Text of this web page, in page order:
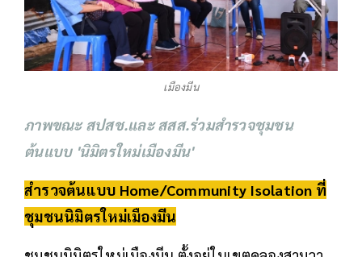
เมืองมีน
ภาพขณะ สปสช.และ สสส.ร่วมสำรวจชุมชน
ต้นแบบ 'นิมิตรใหม่เมืองมีน'
สำรวจต้นแบบ Home/Community Isolation ที่
ชุมชนนิมิตรใหม่เมืองมีน